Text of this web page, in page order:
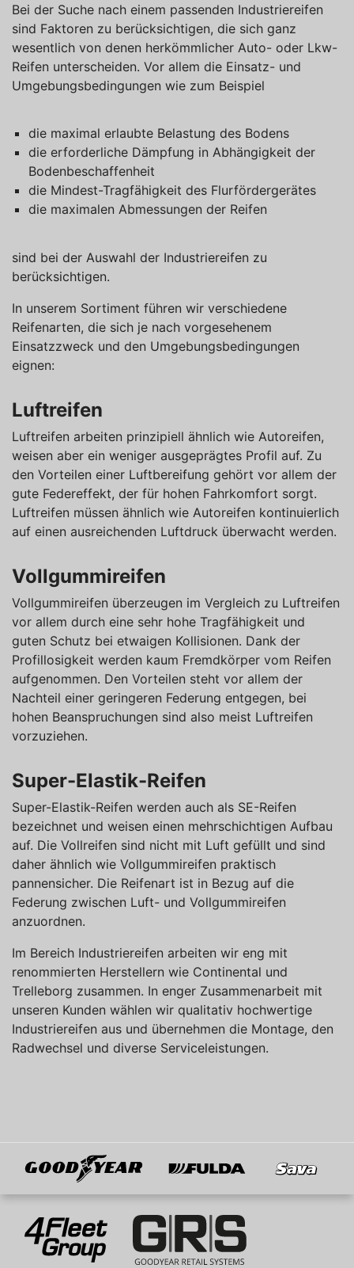
Bei der Suche nach einem passenden Industriereifen
sind Faktoren zu berücksichtigen, die sich ganz
wesentlich von denen herkömmlicher Auto- oder Lkw-
Reifen unterscheiden. Vor allem die Einsatz- und
Umgebungsbedingungen wie zum Beispiel
die maximal erlaubte Belastung des Bodens
die erforderliche Dämpfung in Abhängigkeit der
Bodenbeschaffenheit
die Mindest-Tragfähigkeit des Flurfördergerätes
die maximalen Abmessungen der Reifen
sind bei der Auswahl der Industriereifen zu
berücksichtigen.
In unserem Sortiment führen wir verschiedene
Reifenarten, die sich je nach vorgesehenem
Einsatzzweck und den Umgebungsbedingungen
eignen:
Luftreifen
Luftreifen arbeiten prinzipiell ähnlich wie Autoreifen,
weisen aber ein weniger ausgeprägtes Profil auf. Zu
den Vorteilen einer Luftbereifung gehört vor allem der
gute Federeffekt, der für hohen Fahrkomfort sorgt.
Luftreifen müssen ähnlich wie Autoreifen kontinuierlich
auf einen ausreichenden Luftdruck überwacht werden.
Vollgummireifen
Vollgummireifen überzeugen im Vergleich zu Luftreifen
vor allem durch eine sehr hohe Tragfähigkeit und
guten Schutz bei etwaigen Kollisionen. Dank der
Profillosigkeit werden kaum Fremdkörper vom Reifen
aufgenommen. Den Vorteilen steht vor allem der
Nachteil einer geringeren Federung entgegen, bei
hohen Beanspruchungen sind also meist Luftreifen
vorzuziehen.
Super-Elastik-Reifen
Super-Elastik-Reifen werden auch als SE-Reifen
bezeichnet und weisen einen mehrschichtigen Aufbau
auf. Die Vollreifen sind nicht mit Luft gefüllt und sind
daher ähnlich wie Vollgummireifen praktisch
pannensicher. Die Reifenart ist in Bezug auf die
Federung zwischen Luft- und Vollgummireifen
anzuordnen.
Im Bereich Industriereifen arbeiten wir eng mit
renommierten Herstellern wie Continental und
Trelleborg zusammen. In enger Zusammenarbeit mit
unseren Kunden wählen wir qualitativ hochwertige
Industriereifen aus und übernehmen die Montage, den
Radwechsel und diverse Serviceleistungen.
Mitglied von
4Fleet Group GRS